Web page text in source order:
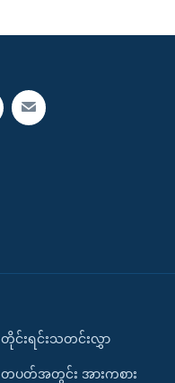
တိုင်းရင်းသတင်းလွှာ
တပတ်အတွင်း အားကစား